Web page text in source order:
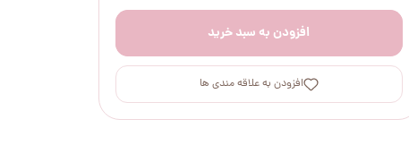
افزودن به سبد خرید
افزودن به علاقه مندی ها